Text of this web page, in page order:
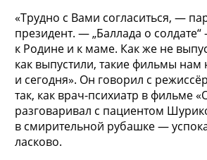
«Трудно с Вами согласиться, —
президент. — „Баллада о
к Родине и к маме. Как же не
как выпустили, такие фильмы
и сегодня». Он говорил с
так, как врач-психиатр в фильме
разговаривал с пациентом
в смирительной рубашке —
ласково.